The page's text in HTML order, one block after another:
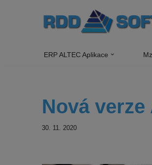
ERP ALTEC Aplikace
Nová verze
30. 11. 2020